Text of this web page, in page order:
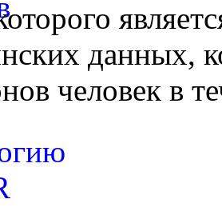
данных,
человек в